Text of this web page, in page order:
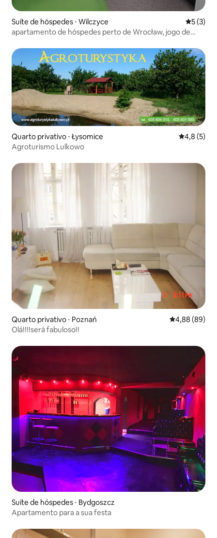
Suíte de hóspedes ⋅ Wilczyce 5 de
5 (3)
apartamento de hóspedes perto de Wrocław, jogo de
Quarto privativo ⋅ Łysomice 4,8 de
4,8 (5)
Agroturismo Lulkowo
Quarto privativo ⋅ Poznań 4,88 de uma
4,88 (89)
Olá!!!!será fabuloso!!
Suíte de hóspedes ⋅ Bydgoszcz
Apartamento para a sua festa